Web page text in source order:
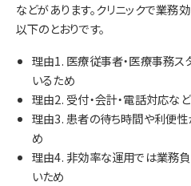
などがあります。クリニックで業
以下のとおりです。
理由1. 医療従事者・医療事務ス
いるため
理由2. 受付・会計・電話対応な
理由3. 患者の待ち時間や利便
め
理由4. 非効率な運用では業務
いため